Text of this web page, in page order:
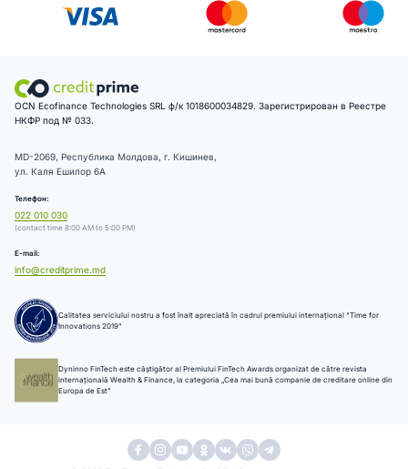
OCN Ecofinance Technologies SRL ф/к 1018600034829. Зарегистрирован в Реестре
НКФР под № 033.
MD-2069, Республика Молдова, г. Кишинев,
ул. Каля Ешилор 6А
Телефон:
022 010 030
(contact time 8:00 AM to 5:00 PM)
E-mail:
info@creditprime.md
Calitatea serviciului nostru a fost înalt apreciată în cadrul premiului internațional “Time for
Innovations 2019”
Dyninno FinTech este câștigător al Premiului FinTech Awards organizat de către revista
internațională Wealth & Finance, la categoria „Cea mai bună companie de creditare online din
Europa de Est”